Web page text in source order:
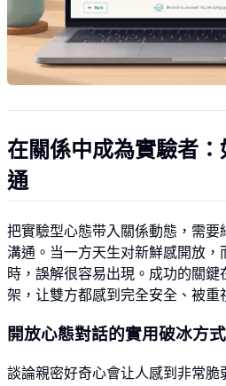
在關係中成為實驗者
通
把實驗型心態带入關係動態，需
溝通。当一方天生对新鮮感開放，
時，誤解很容易出現。成功的關
架，让雙方都感到完全安全、被重
開放心態對話的實用破冰方式
談論親密好奇心會让人感到非常脆